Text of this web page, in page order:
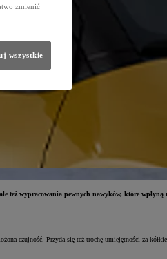
też wypracowania pewnych nawyków, które wpłyną
czujność. Przyda się też trochę umiejętności za
zmienić
wszystkie